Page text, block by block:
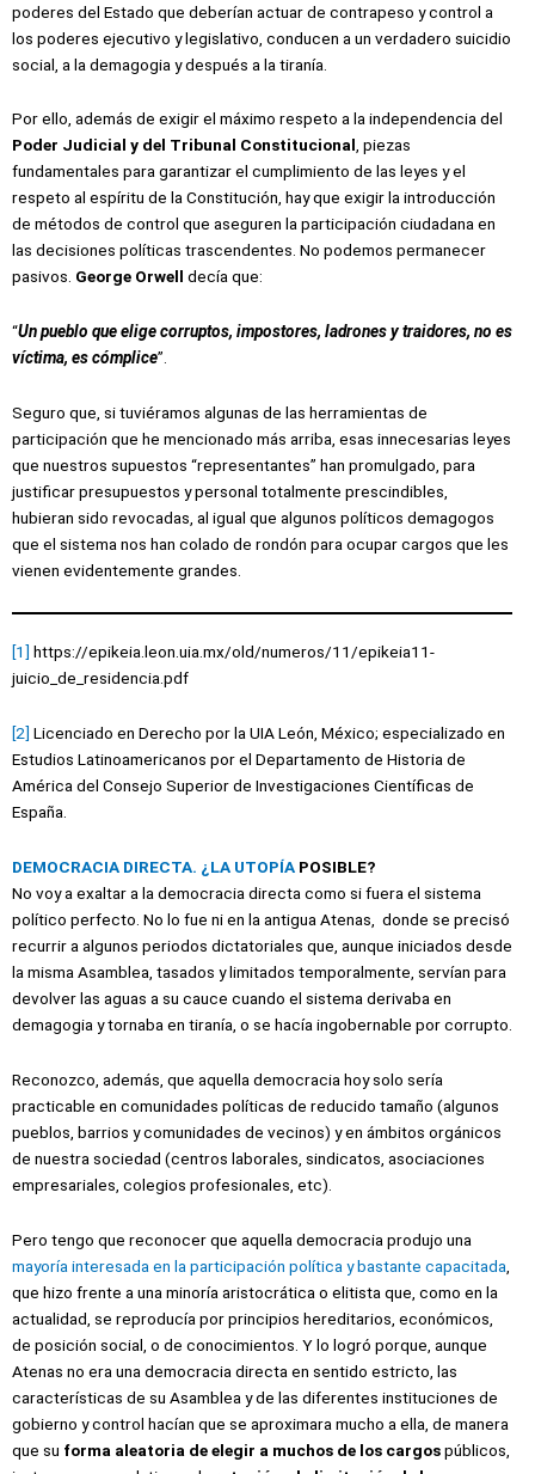
poderes del Estado que deberían actuar de contrapeso y control a
los poderes ejecutivo y legislativo, conducen a un verdadero suicidio
social, a la demagogia y después a la tiranía.
Por ello, además de exigir el máximo respeto a la independencia del
Poder Judicial y del Tribunal Constitucional, piezas
fundamentales para garantizar el cumplimiento de las leyes y el
respeto al espíritu de la Constitución, hay que exigir la introducción
de métodos de control que aseguren la participación ciudadana en
las decisiones políticas trascendentes. No podemos permanecer
pasivos. George Orwell decía que:
“Un pueblo que elige corruptos, impostores, ladrones y traidores, no es
víctima, es cómplice”.
Seguro que, si tuviéramos algunas de las herramientas de
participación que he mencionado más arriba, esas innecesarias leyes
que nuestros supuestos “representantes” han promulgado, para
justificar presupuestos y personal totalmente prescindibles,
hubieran sido revocadas, al igual que algunos políticos demagogos
que el sistema nos han colado de rondón para ocupar cargos que les
vienen evidentemente grandes.
[1] https://epikeia.leon.uia.mx/old/numeros/11/epikeia11-
juicio_de_residencia.pdf
[2] Licenciado en Derecho por la UIA León, México; especializado en
Estudios Latinoamericanos por el Departamento de Historia de
América del Consejo Superior de Investigaciones Científicas de
España.
DEMOCRACIA DIRECTA. ¿LA UTOPÍA POSIBLE?
No voy a exaltar a la democracia directa como si fuera el sistema
político perfecto. No lo fue ni en la antigua Atenas, donde se precisó
recurrir a algunos periodos dictatoriales que, aunque iniciados desde
la misma Asamblea, tasados y limitados temporalmente, servían para
devolver las aguas a su cauce cuando el sistema derivaba en
demagogia y tornaba en tiranía, o se hacía ingobernable por corrupto.
Reconozco, además, que aquella democracia hoy solo sería
practicable en comunidades políticas de reducido tamaño (algunos
pueblos, barrios y comunidades de vecinos) y en ámbitos orgánicos
de nuestra sociedad (centros laborales, sindicatos, asociaciones
empresariales, colegios profesionales, etc).
Pero tengo que reconocer que aquella democracia produjo una
mayoría interesada en la participación política y bastante capacitada
que hizo frente a una minoría aristocrática o elitista que, como en la
actualidad, se reproducía por principios hereditarios, económicos,
de posición social, o de conocimientos. Y lo logró porque, aunque
Atenas no era una democracia directa en sentido estricto, las
características de su Asamblea y de las diferentes instituciones de
gobierno y control hacían que se aproximara mucho a ella, de manera
que su forma aleatoria de elegir a muchos de los cargospúblicos,